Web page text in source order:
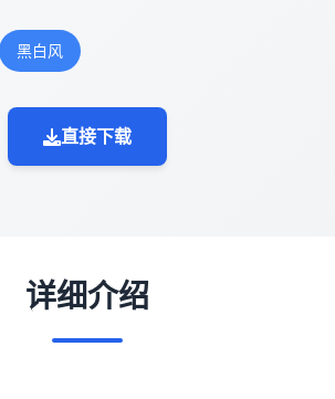
黑白风
直接下载
详细介绍